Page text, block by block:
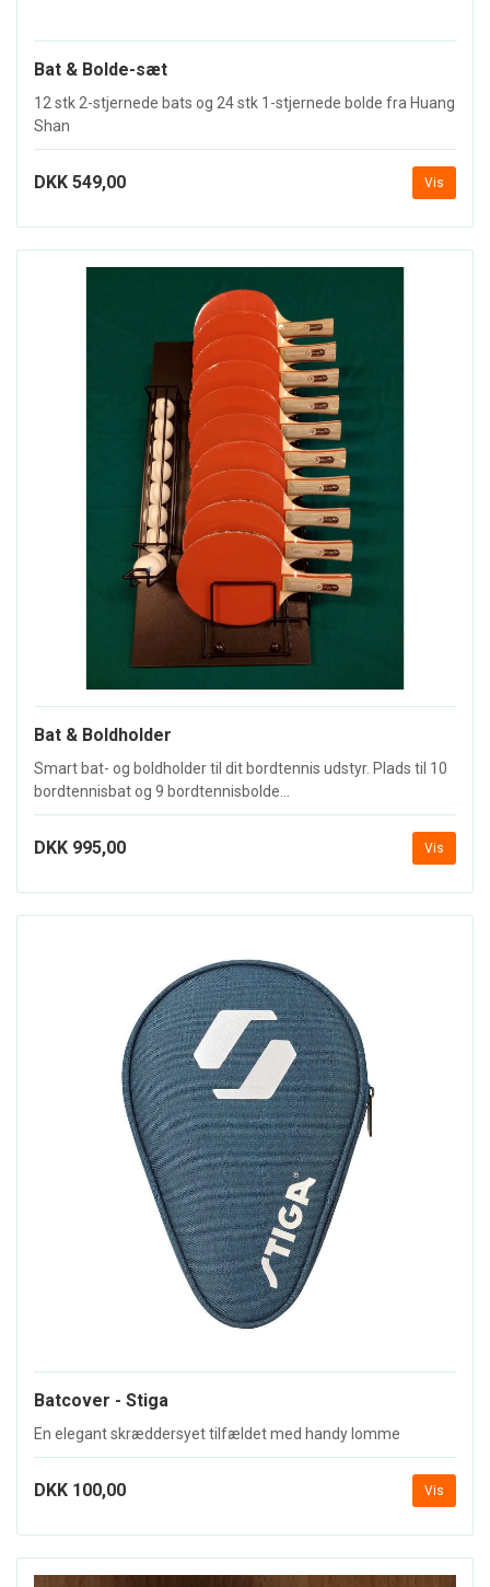
Bat & Bolde-sæt
12 stk 2-stjernede bats og 24 stk 1-stjernede bolde fra Huang
Shan
DKK 549,00 Vis
Bat & Boldholder
Smart bat- og boldholder til dit bordtennis udstyr. Plads til 10
bordtennisbat og 9 bordtennisbolde...
DKK 995,00 Vis
Batcover - Stiga
En elegant skræddersyet tilfældet med handy lomme
DKK 100,00 Vis